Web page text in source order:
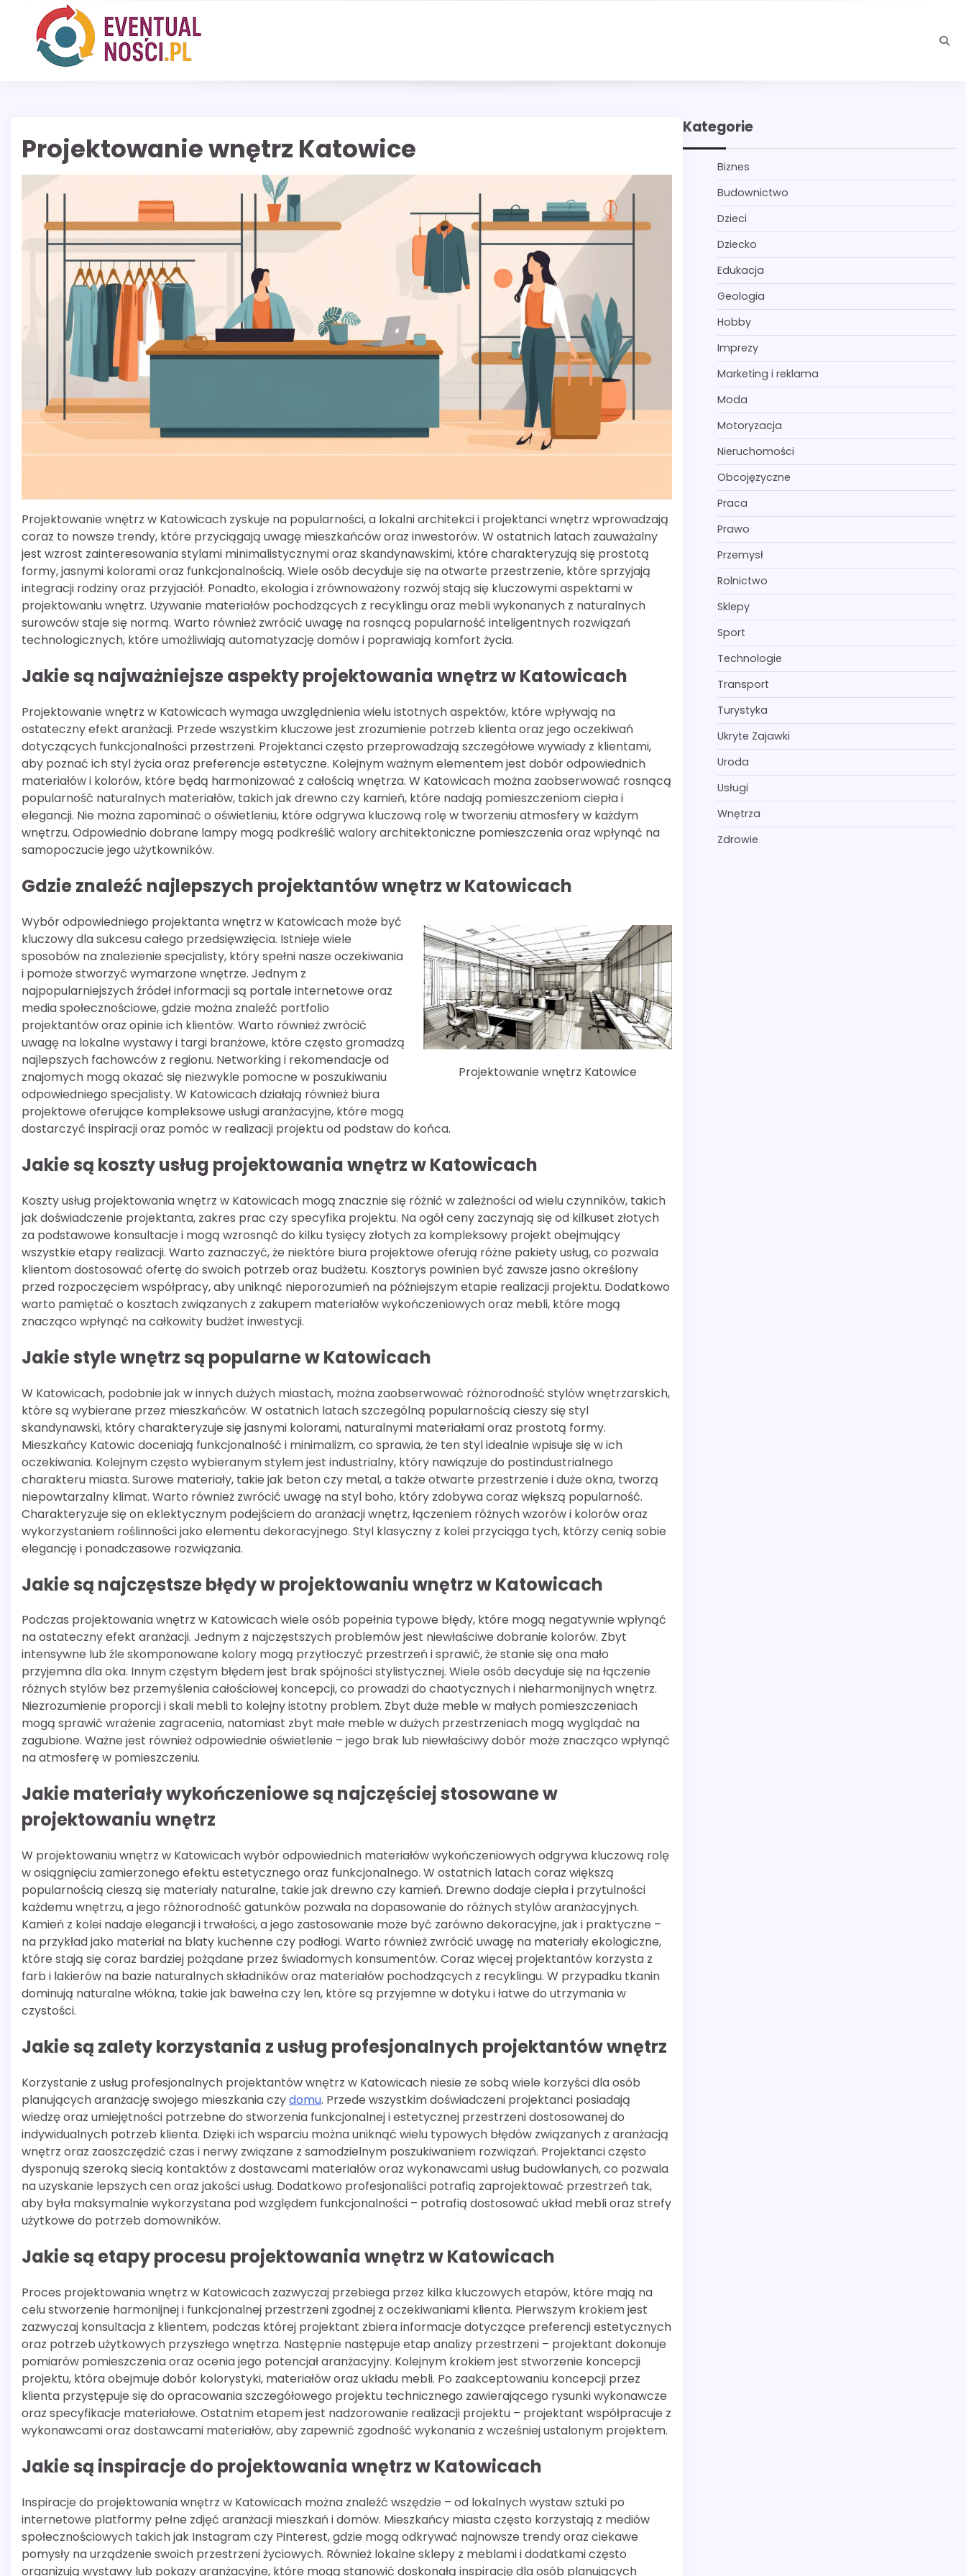
content
Projektowanie wnętrz Katowice
Projektowanie wnętrz w Katowicach zyskuje na popularności, a lokalni architekci i projektanci wnętrz wprowadzają
coraz to nowsze trendy, które przyciągają uwagę mieszkańców oraz inwestorów. W ostatnich latach zauważalny
jest wzrost zainteresowania stylami minimalistycznymi oraz skandynawskimi, które charakteryzują się prostotą
formy, jasnymi kolorami oraz funkcjonalnością. Wiele osób decyduje się na otwarte przestrzenie, które sprzyjają
integracji rodziny oraz przyjaciół. Ponadto, ekologia i zrównoważony rozwój stają się kluczowymi aspektami w
projektowaniu wnętrz. Używanie materiałów pochodzących z recyklingu oraz mebli wykonanych z naturalnych
surowców staje się normą. Warto również zwrócić uwagę na rosnącą popularność inteligentnych rozwiązań
technologicznych, które umożliwiają automatyzację domów i poprawiają komfort życia.
Jakie są najważniejsze aspekty projektowania wnętrz w Katowicach
Projektowanie wnętrz w Katowicach wymaga uwzględnienia wielu istotnych aspektów, które wpływają na
ostateczny efekt aranżacji. Przede wszystkim kluczowe jest zrozumienie potrzeb klienta oraz jego oczekiwań
dotyczących funkcjonalności przestrzeni. Projektanci często przeprowadzają szczegółowe wywiady z klientami,
aby poznać ich styl życia oraz preferencje estetyczne. Kolejnym ważnym elementem jest dobór odpowiednich
materiałów i kolorów, które będą harmonizować z całością wnętrza. W Katowicach można zaobserwować rosnącą
popularność naturalnych materiałów, takich jak drewno czy kamień, które nadają pomieszczeniom ciepła i
elegancji. Nie można zapominać o oświetleniu, które odgrywa kluczową rolę w tworzeniu atmosfery w każdym
wnętrzu. Odpowiednio dobrane lampy mogą podkreślić walory architektoniczne pomieszczenia oraz wpłynąć na
samopoczucie jego użytkowników.
Gdzie znaleźć najlepszych projektantów wnętrz w Katowicach
Projektowanie wnętrz Katowice
Wybór odpowiedniego projektanta wnętrz w Katowicach może być
kluczowy dla sukcesu całego przedsięwzięcia. Istnieje wiele
sposobów na znalezienie specjalisty, który spełni nasze oczekiwania
i pomoże stworzyć wymarzone wnętrze. Jednym z
najpopularniejszych źródeł informacji są portale internetowe oraz
media społecznościowe, gdzie można znaleźć portfolio
projektantów oraz opinie ich klientów. Warto również zwrócić
uwagę na lokalne wystawy i targi branżowe, które często gromadzą
najlepszych fachowców z regionu. Networking i rekomendacje od
znajomych mogą okazać się niezwykle pomocne w poszukiwaniu
odpowiedniego specjalisty. W Katowicach działają również biura
projektowe oferujące kompleksowe usługi aranżacyjne, które mogą
dostarczyć inspiracji oraz pomóc w realizacji projektu od podstaw do końca.
Jakie są koszty usług projektowania wnętrz w Katowicach
Koszty usług projektowania wnętrz w Katowicach mogą znacznie się różnić w zależności od wielu czynników, takich
jak doświadczenie projektanta, zakres prac czy specyfika projektu. Na ogół ceny zaczynają się od kilkuset złotych
za podstawowe konsultacje i mogą wzrosnąć do kilku tysięcy złotych za kompleksowy projekt obejmujący
wszystkie etapy realizacji. Warto zaznaczyć, że niektóre biura projektowe oferują różne pakiety usług, co pozwala
klientom dostosować ofertę do swoich potrzeb oraz budżetu. Kosztorys powinien być zawsze jasno określony
przed rozpoczęciem współpracy, aby uniknąć nieporozumień na późniejszym etapie realizacji projektu. Dodatkowo
warto pamiętać o kosztach związanych z zakupem materiałów wykończeniowych oraz mebli, które mogą
znacząco wpłynąć na całkowity budżet inwestycji.
Jakie style wnętrz są popularne w Katowicach
W Katowicach, podobnie jak w innych dużych miastach, można zaobserwować różnorodność stylów wnętrzarskich,
które są wybierane przez mieszkańców. W ostatnich latach szczególną popularnością cieszy się styl
skandynawski, który charakteryzuje się jasnymi kolorami, naturalnymi materiałami oraz prostotą formy.
Mieszkańcy Katowic doceniają funkcjonalność i minimalizm, co sprawia, że ten styl idealnie wpisuje się w ich
oczekiwania. Kolejnym często wybieranym stylem jest industrialny, który nawiązuje do postindustrialnego
charakteru miasta. Surowe materiały, takie jak beton czy metal, a także otwarte przestrzenie i duże okna, tworzą
niepowtarzalny klimat. Warto również zwrócić uwagę na styl boho, który zdobywa coraz większą popularność.
Charakteryzuje się on eklektycznym podejściem do aranżacji wnętrz, łączeniem różnych wzorów i kolorów oraz
wykorzystaniem roślinności jako elementu dekoracyjnego. Styl klasyczny z kolei przyciąga tych, którzy cenią sobie
elegancję i ponadczasowe rozwiązania.
Jakie są najczęstsze błędy w projektowaniu wnętrz w Katowicach
Podczas projektowania wnętrz w Katowicach wiele osób popełnia typowe błędy, które mogą negatywnie wpłynąć
na ostateczny efekt aranżacji. Jednym z najczęstszych problemów jest niewłaściwe dobranie kolorów. Zbyt
intensywne lub źle skomponowane kolory mogą przytłoczyć przestrzeń i sprawić, że stanie się ona mało
przyjemna dla oka. Innym częstym błędem jest brak spójności stylistycznej. Wiele osób decyduje się na łączenie
różnych stylów bez przemyślenia całościowej koncepcji, co prowadzi do chaotycznych i nieharmonijnych wnętrz.
Niezrozumienie proporcji i skali mebli to kolejny istotny problem. Zbyt duże meble w małych pomieszczeniach
mogą sprawić wrażenie zagracenia, natomiast zbyt małe meble w dużych przestrzeniach mogą wyglądać na
zagubione. Ważne jest również odpowiednie oświetlenie – jego brak lub niewłaściwy dobór może znacząco wpłynąć
na atmosferę w pomieszczeniu.
Jakie materiały wykończeniowe są najczęściej stosowane w
projektowaniu wnętrz
W projektowaniu wnętrz w Katowicach wybór odpowiednich materiałów wykończeniowych odgrywa kluczową rolę
w osiągnięciu zamierzonego efektu estetycznego oraz funkcjonalnego. W ostatnich latach coraz większą
popularnością cieszą się materiały naturalne, takie jak drewno czy kamień. Drewno dodaje ciepła i przytulności
każdemu wnętrzu, a jego różnorodność gatunków pozwala na dopasowanie do różnych stylów aranżacyjnych.
Kamień z kolei nadaje elegancji i trwałości, a jego zastosowanie może być zarówno dekoracyjne, jak i praktyczne –
na przykład jako materiał na blaty kuchenne czy podłogi. Warto również zwrócić uwagę na materiały ekologiczne,
które stają się coraz bardziej pożądane przez świadomych konsumentów. Coraz więcej projektantów korzysta z
farb i lakierów na bazie naturalnych składników oraz materiałów pochodzących z recyklingu. W przypadku tkanin
dominują naturalne włókna, takie jak bawełna czy len, które są przyjemne w dotyku i łatwe do utrzymania w
czystości.
Jakie są zalety korzystania z usług profesjonalnych projektantów wnętrz
Korzystanie z usług profesjonalnych projektantów wnętrz w Katowicach niesie ze sobą wiele korzyści dla osób
planujących aranżację swojego mieszkania czydomu. Przede wszystkim doświadczeni projektanci posiadają
wiedzę oraz umiejętności potrzebne do stworzenia funkcjonalnej i estetycznej przestrzeni dostosowanej do
indywidualnych potrzeb klienta. Dzięki ich wsparciu można uniknąć wielu typowych błędów związanych z aranżacją
wnętrz oraz zaoszczędzić czas i nerwy związane z samodzielnym poszukiwaniem rozwiązań. Projektanci często
dysponują szeroką siecią kontaktów z dostawcami materiałów oraz wykonawcami usług budowlanych, co pozwala
na uzyskanie lepszych cen oraz jakości usług. Dodatkowo profesjonaliści potrafią zaprojektować przestrzeń tak,
aby była maksymalnie wykorzystana pod względem funkcjonalności – potrafią dostosować układ mebli oraz strefy
użytkowe do potrzeb domowników.
Jakie są etapy procesu projektowania wnętrz w Katowicach
Proces projektowania wnętrz w Katowicach zazwyczaj przebiega przez kilka kluczowych etapów, które mają na
celu stworzenie harmonijnej i funkcjonalnej przestrzeni zgodnej z oczekiwaniami klienta. Pierwszym krokiem jest
zazwyczaj konsultacja z klientem, podczas której projektant zbiera informacje dotyczące preferencji estetycznych
oraz potrzeb użytkowych przyszłego wnętrza. Następnie następuje etap analizy przestrzeni – projektant dokonuje
pomiarów pomieszczenia oraz ocenia jego potencjał aranżacyjny. Kolejnym krokiem jest stworzenie koncepcji
projektu, która obejmuje dobór kolorystyki, materiałów oraz układu mebli. Po zaakceptowaniu koncepcji przez
klienta przystępuje się do opracowania szczegółowego projektu technicznego zawierającego rysunki wykonawcze
oraz specyfikacje materiałowe. Ostatnim etapem jest nadzorowanie realizacji projektu – projektant współpracuje z
wykonawcami oraz dostawcami materiałów, aby zapewnić zgodność wykonania z wcześniej ustalonym projektem.
Jakie są inspiracje do projektowania wnętrz w Katowicach
Inspiracje do projektowania wnętrz w Katowicach można znaleźć wszędzie – od lokalnych wystaw sztuki po
internetowe platformy pełne zdjęć aranżacji mieszkań i domów. Mieszkańcy miasta często korzystają z mediów
społecznościowych takich jak Instagram czy Pinterest, gdzie mogą odkrywać najnowsze trendy oraz ciekawe
pomysły na urządzenie swoich przestrzeni życiowych. Również lokalne sklepy z meblami i dodatkami często
organizują wystawy lub pokazy aranżacyjne, które mogą stanowić doskonałą inspirację dla osób planujących
Kategorie
Biznes
Budownictwo
Dzieci
Dziecko
Edukacja
Geologia
Hobby
Imprezy
Marketing i reklama
Moda
Motoryzacja
Nieruchomości
Obcojęzyczne
Praca
Prawo
Przemysł
Rolnictwo
Sklepy
Sport
Technologie
Transport
Turystyka
Ukryte Zajawki
Uroda
Usługi
Wnętrza
Zdrowie